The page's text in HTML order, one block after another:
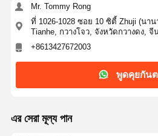
Mr. Tommy Rong
ที่ 1026-1028 ซอย 10 ซิตี้ Zhuji (นา
Tianhe, กวางโจว, จังหวัดกวางดง, จี
+8613427672003
พูดคุยกัน
এর সেরা মূল্য পান